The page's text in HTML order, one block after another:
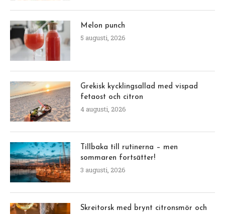
Melon punch
5 augusti, 2026
Grekisk kycklingsallad med vispad
fetaost och citron
4 augusti, 2026
Tillbaka till rutinerna – men
sommaren fortsätter!
3 augusti, 2026
Skreitorsk med brynt citronsmör och